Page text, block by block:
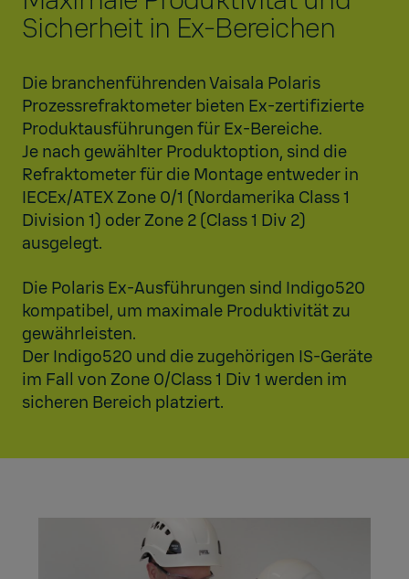
Sicherheit in Ex-Bereichen
Die branchenführenden Vaisala Polaris
Prozessrefraktometer bieten Ex-zertifizierte
Produktausführungen für Ex-Bereiche.
Je nach gewählter Produktoption, sind die
Refraktometer für die Montage entweder in
IECEx/ATEX Zone 0/1 (Nordamerika Class 1
Division 1) oder Zone 2 (Class 1 Div 2)
ausgelegt.
Die Polaris Ex-Ausführungen sind Indigo520
kompatibel, um maximale Produktivität zu
gewährleisten.
Der Indigo520 und die zugehörigen IS-Geräte
im Fall von Zone 0/Class 1 Div 1 werden im
sicheren Bereich platziert.